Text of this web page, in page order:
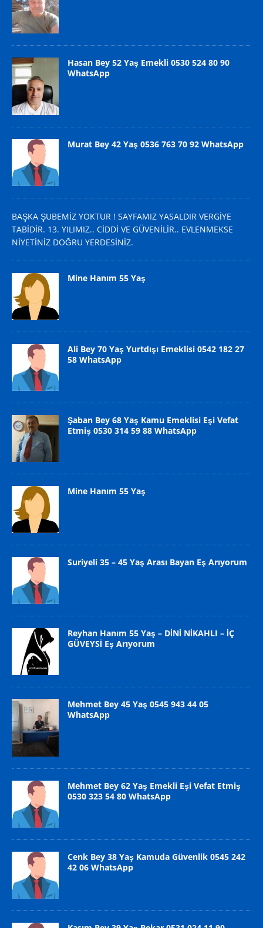
Hasan Bey 52 Yaş Emekli 0530 524 80 90
WhatsApp
Murat Bey 42 Yaş 0536 763 70 92 WhatsApp
BAŞKA ŞUBEMİZ YOKTUR ! SAYFAMIZ YASALDIR VERGİYE
TABİDİR. 13. YILIMIZ.. CİDDİ VE GÜVENİLİR.. EVLENMEKSE
NİYETİNİZ DOĞRU YERDESİNİZ.
Mine Hanım 55 Yaş
Ali Bey 70 Yaş Yurtdışı Emeklisi 0542 182 27
58 WhatsApp
Şaban Bey 68 Yaş Kamu Emeklisi Eşi Vefat
Etmiş 0530 314 59 88 WhatsApp
Mine Hanım 55 Yaş
Suriyeli 35 – 45 Yaş Arası Bayan Eş Arıyorum
Reyhan Hanım 55 Yaş – DİNİ NİKAHLI – İÇ
GÜVEYSİ Eş Arıyorum
Mehmet Bey 45 Yaş 0545 943 44 05
WhatsApp
Mehmet Bey 62 Yaş Emekli Eşi Vefat Etmiş
0530 323 54 80 WhatsApp
Cenk Bey 38 Yaş Kamuda Güvenlik 0545 242
42 06 WhatsApp